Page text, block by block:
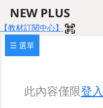
NEW PLUS
【教材訂閱中心】
此內容僅限登入
☰ 選單